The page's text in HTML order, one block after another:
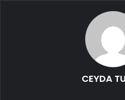
CEYDA